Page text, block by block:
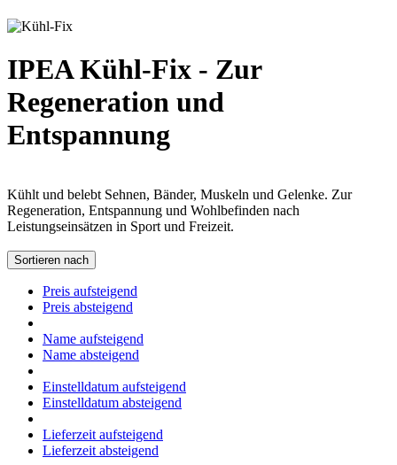
IPEA Kühl-Fix - Zur
Regeneration und
Entspannung
Kühlt und belebt Sehnen, Bänder, Muskeln und Gelenke. Zur
Regeneration, Entspannung und Wohlbefinden nach
Leistungseinsätzen in Sport und Freizeit.
Sortieren nach
Preis aufsteigend
Preis absteigend
Name aufsteigend
Name absteigend
Einstelldatum aufsteigend
Einstelldatum absteigend
Lieferzeit aufsteigend
Lieferzeit absteigend